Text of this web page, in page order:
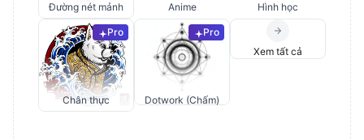
Đường nét mảnh Anime Hình học
Pro
Chân thực
Pro
Dotwork (Chấm)
Xem tất cả